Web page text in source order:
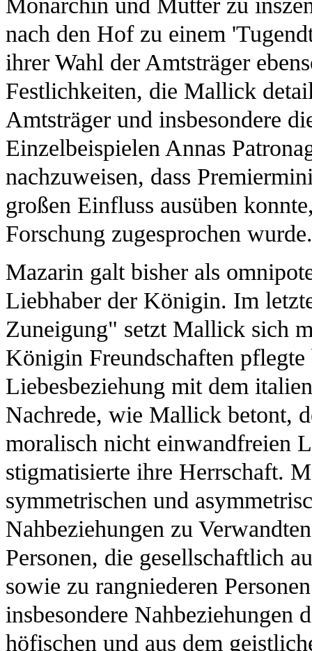
nach den Hof zu einem
ihrer Wahl der Amtsträger
Festlichkeiten, die Mallick
Amtsträger und insbesondere
Einzelbeispielen Annas
nachzuweisen, dass
großen Einfluss ausüben
Forschung zugesprochen wurde.
Mazarin galt bisher als
Liebhaber der Königin. Im
Zuneigung" setzt Mallick sich
Königin Freundschaften
Liebesbeziehung mit dem
Nachrede, wie Mallick betont,
moralisch nicht einwandfreien
stigmatisierte ihre Herrschaft.
symmetrischen und
Nahbeziehungen zu
Personen, die gesellschaftlich
sowie zu rangniederen
insbesondere Nahbeziehungen
höfischen und aus dem